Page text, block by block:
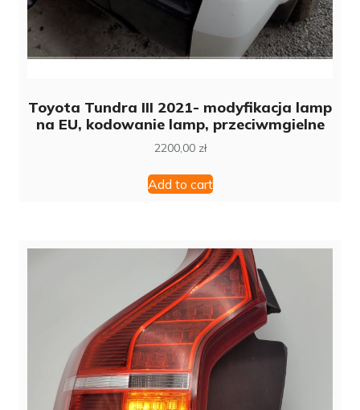
Toyota Tundra III 2021- modyfikacja lamp
na EU, kodowanie lamp, przeciwmgielne
2200,00 zł
Add to cart